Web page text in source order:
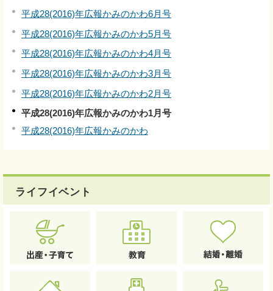
平成28(2016)年広報かみのかわ6月号
平成28(2016)年広報かみのかわ5月号
平成28(2016)年広報かみのかわ4月号
平成28(2016)年広報かみのかわ3月号
平成28(2016)年広報かみのかわ2月号
平成28(2016)年広報かみのかわ1月号
平成28(2016)年広報かみのかわ
ライフイベント